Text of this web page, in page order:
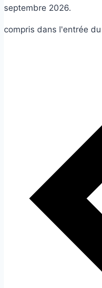
septembre 2026.
compris dans l'entrée